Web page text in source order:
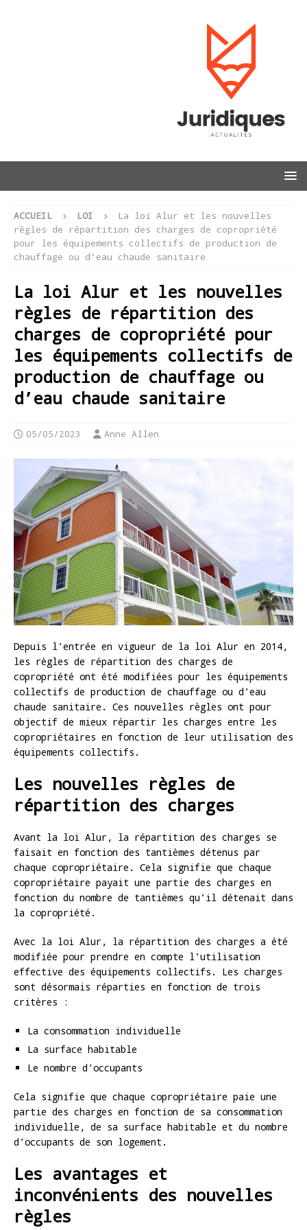
ACCUEIL LOI
La loi Alur et les nouvelles
règles de répartition des charges de copropriété
pour les équipements collectifs de production de
chauffage ou d’eau chaude sanitaire
La loi Alur et les nouvelles
règles de répartition des
charges de copropriété pour
les équipements collectifs de
production de chauffage ou
d’eau chaude sanitaire
05/05/2023 Anne Allen
Depuis l’entrée en vigueur de la loi Alur en 2014,
les règles de répartition des charges de
copropriété ont été modifiées pour les équipements
collectifs de production de chauffage ou d’eau
chaude sanitaire. Ces nouvelles règles ont pour
objectif de mieux répartir les charges entre les
copropriétaires en fonction de leur utilisation des
équipements collectifs.
Les nouvelles règles de
répartition des charges
Avant la loi Alur, la répartition des charges se
faisait en fonction des tantièmes détenus par
chaque copropriétaire. Cela signifie que chaque
copropriétaire payait une partie des charges en
fonction du nombre de tantièmes qu’il détenait dans
la copropriété.
Avec la loi Alur, la répartition des charges a été
modifiée pour prendre en compte l’utilisation
effective des équipements collectifs. Les charges
sont désormais réparties en fonction de trois
critères :
La consommation individuelle
La surface habitable
Le nombre d’occupants
Cela signifie que chaque copropriétaire paie une
partie des charges en fonction de sa consommation
individuelle, de sa surface habitable et du nombre
d’occupants de son logement.
Les avantages et
inconvénients des nouvelles
règles